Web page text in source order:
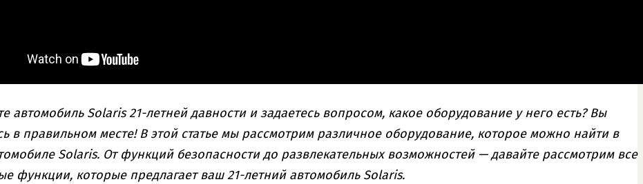
автомобиль Solaris 21-летней давности и задаетесь вопросом, какое оборудование у него есть? Вы
в правильном месте! В этой статье мы рассмотрим различное оборудование, которое можно найти в
Solaris. От функций безопасности до развлекательных возможностей — давайте рассмотрим все
функции, которые предлагает ваш 21-летний автомобиль Solaris.